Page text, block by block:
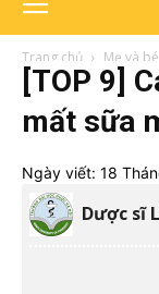
Trang chủ Mẹ và bé
[TOP 9]
mất sữa
Ngày viết: 18
Dược sĩ